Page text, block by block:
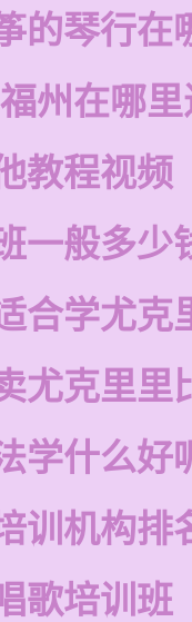
的琴行在
州在哪
教程视频
一般多少
合学尤克
尤克里里
学什么好
训机构排
歌培训班